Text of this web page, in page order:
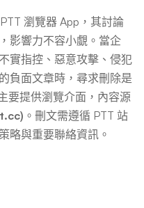
瀏覽器 App，其討論
影響力不容小覷。當企
實指控、惡意攻擊、侵犯
負面文章時，尋求刪除是
要提供瀏覽介面，內容源
。刪文需遵循 PTT 站
略與重要聯絡資訊。